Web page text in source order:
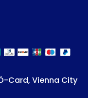
Card, Vienna City